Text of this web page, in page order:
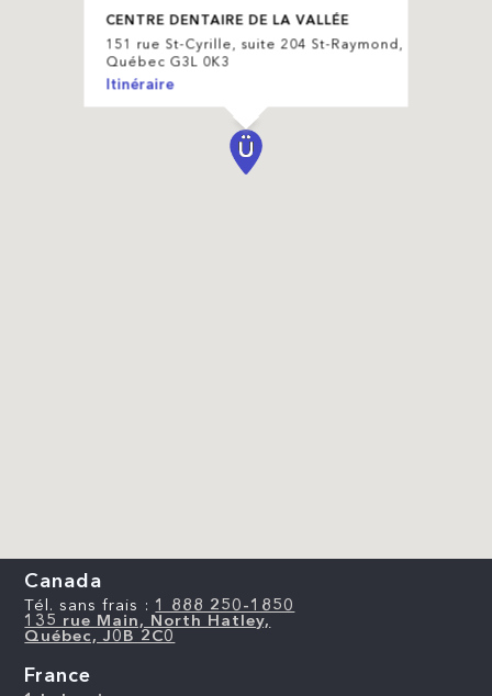
CENTRE DENTAIRE DE LA VALLÉE
151 rue St-Cyrille, suite 204 St-Raymond,
Québec G3L 0K3
Itinéraire
Canada
Tél. sans frais : 1 888 250-1850
135 rue Main, North Hatley,
Québec, J0B 2C0
France